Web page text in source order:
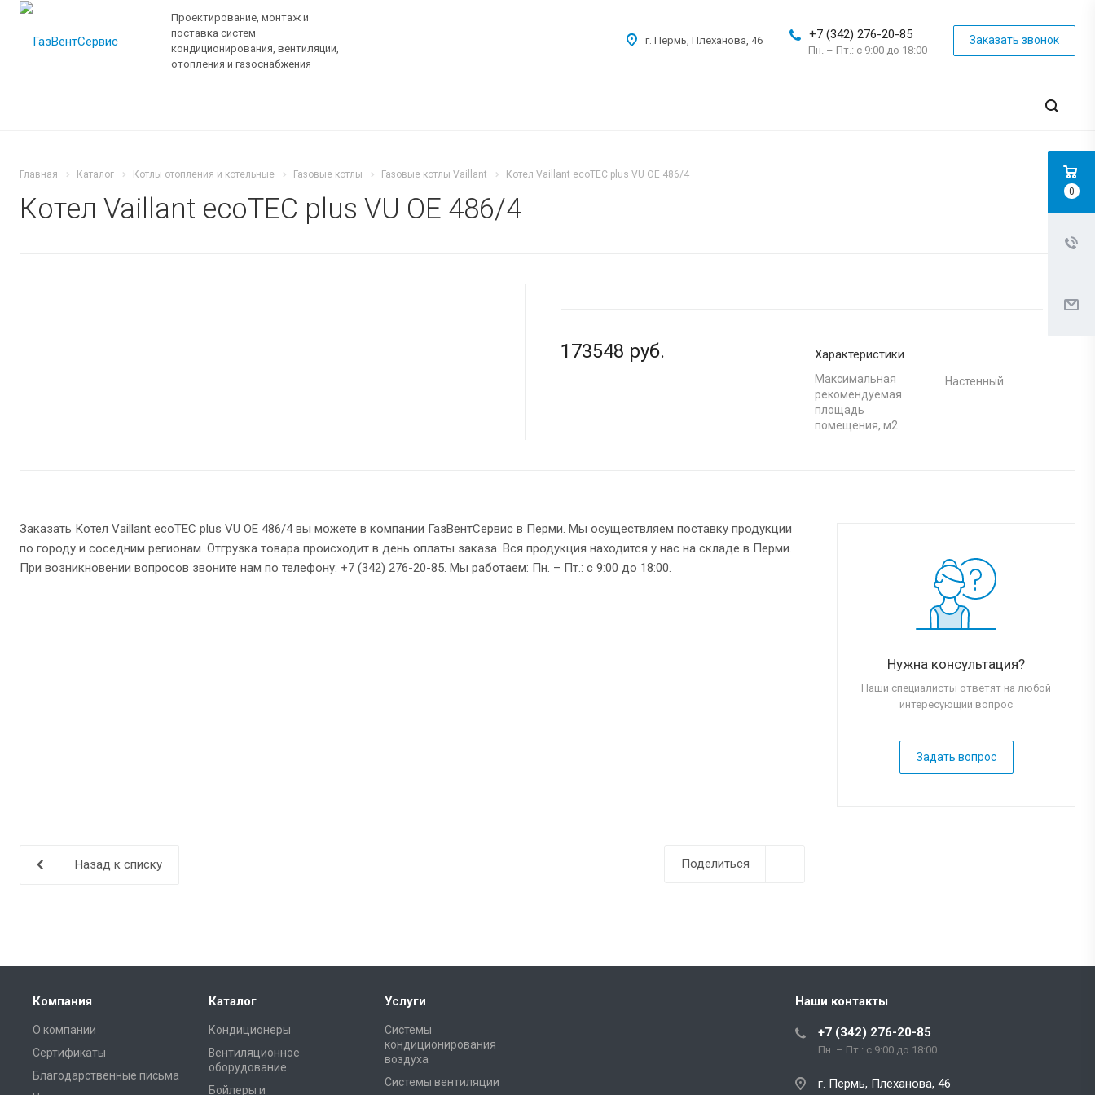
Проектирование, монтаж и
поставка систем
кондиционирования, вентиляции,
отопления и газоснабжения
+7 (342) 276-20-85
Пн. – Пт.: с 9:00 до 18:00
Заказать звонок
г. Пермь, Плеханова, 46
Главная Каталог Котлы отопления и котельные Газовые котлы Газовые котлы Vaillant Котел Vaillant ecoTEC plus VU ОЕ 486/4
Котел Vaillant ecoTEC plus VU ОЕ 486/4
173548 руб. Характеристики
Максимальная
рекомендуемая
площадь
помещения, м2
Настенный
Заказать Котел Vaillant ecoTEC plus VU ОЕ 486/4 вы можете в компании ГазВентСервис в Перми. Мы осуществляем поставку продукции
по городу и соседним регионам. Отгрузка товара происходит в день оплаты заказа. Вся продукция находится у нас на складе в Перми.
При возникновении вопросов звоните нам по телефону: +7 (342) 276-20-85. Мы работаем: Пн. – Пт.: с 9:00 до 18:00.
Нужна консультация?
Наши специалисты ответят на любой
интересующий вопрос
Задать вопрос
Поделиться
Назад к списку
Компания
О компании
Сертификаты
Благодарственные письма
Каталог
Кондиционеры
Вентиляционное
оборудование
Бойлеры и
Услуги
Системы
кондиционирования
воздуха
Системы вентиляции
Наши контакты
+7 (342) 276-20-85
Пн. – Пт.: с 9:00 до 18:00
г. Пермь, Плеханова, 46
0